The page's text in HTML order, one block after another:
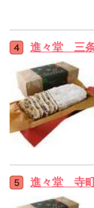
進々堂 三
進々堂 寺